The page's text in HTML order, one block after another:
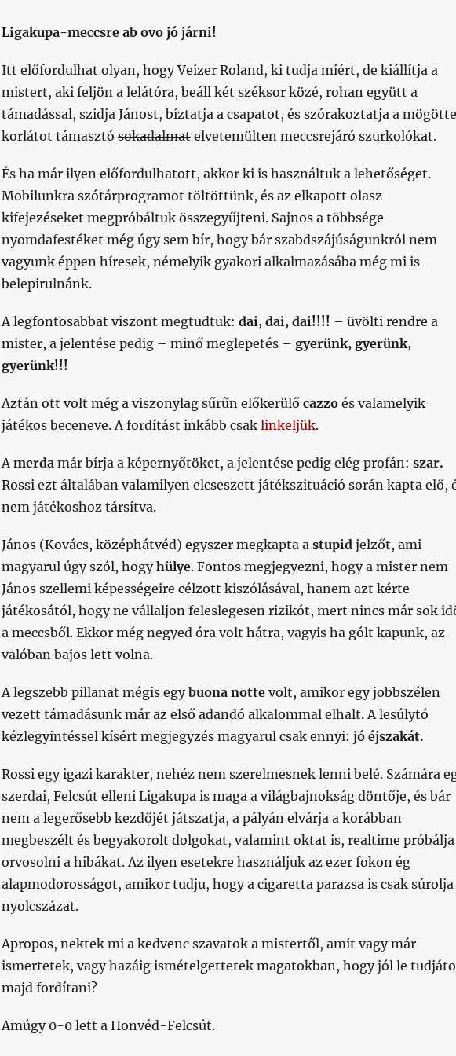
Ligakupa-meccsre ab ovo jó járni!
Itt előfordulhat olyan, hogy Veizer Roland, ki tudja miért, de kiállítja a
mistert, aki feljön a lelátóra, beáll két széksor közé, rohan együtt a
támadással, szidja Jánost, bíztatja a csapatot, és szórakoztatja a mögötte
korlátot támasztó sokadalmatelvetemülten meccsrejáró szurkolókat.
És ha már ilyen előfordulhatott, akkor ki is használtuk a lehetőséget.
Mobilunkra szótárprogramot töltöttünk, és az elkapott olasz
kifejezéseket megpróbáltuk összegyűjteni. Sajnos a többsége
nyomdafestéket még úgy sem bír, hogy bár szabdszájúságunkról nem
vagyunk éppen híresek, némelyik gyakori alkalmazásába még mi is
belepirulnánk.
A legfontosabbat viszont megtudtuk: dai, dai, dai!!!! – üvölti rendre a
mister, a jelentése pedig – minő meglepetés – gyerünk, gyerünk,
gyerünk!!!
Aztán ott volt még a viszonylag sűrűn előkerülő cazzoés valamelyik
játékos beceneve. A fordítást inkább csak linkeljük.
Amerdamár bírja a képernyőtöket, a jelentése pedig elég profán: szar.
Rossi ezt általában valamilyen elcseszett játékszituáció során kapta elő,
nem játékoshoz társítva.
János (Kovács, középhátvéd) egyszer megkapta a stupidjelzőt, ami
magyarul úgy szól, hogyhülye. Fontos megjegyezni, hogy a mister nem
János szellemi képességeire célzott kiszólásával, hanem azt kérte
játékosától, hogy ne vállaljon feleslegesen rizikót, mert nincs már sok
a meccsből. Ekkor még negyed óra volt hátra, vagyis ha gólt kapunk, az
valóban bajos lett volna.
A legszebb pillanat mégis egybuona nottevolt, amikor egy jobbszélen
vezett támadásunk már az első adandó alkalommal elhalt. A lesúlytó
kézlegyintéssel kísért megjegyzés magyarul csak ennyi: jó éjszakát.
Rossi egy igazi karakter, nehéz nem szerelmesnek lenni belé. Számára
szerdai, Felcsút elleni Ligakupa is maga a világbajnokság döntője, és bár
nem a legerősebb kezdőjét játszatja, a pályán elvárja a korábban
megbeszélt és begyakorolt dolgokat, valamint oktat is, realtime próbálja
orvosolni a hibákat. Az ilyen esetekre használjuk az ezer fokon ég
alapmodorosságot, amikor tudju, hogy a cigaretta parazsa is csak súrolja
nyolcszázat.
Apropos, nektek mi a kedvenc szavatok a mistertől, amit vagy már
ismertetek, vagy hazáig ismételgettetek magatokban, hogy jól le
majd fordítani?
Amúgy 0-0 lett a Honvéd-Felcsút.